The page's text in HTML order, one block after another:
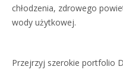
chłodzenia, zdrowego
wody użytkowej.
Przejrzyj szerokie portfolio